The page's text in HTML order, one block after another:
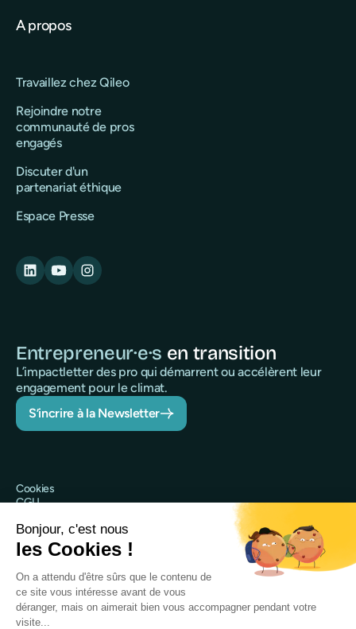
A propos
Travaillez chez Qileo
Rejoindre notre
communauté de pros
engagés
Discuter d'un
partenariat éthique
Espace Presse
Entrepreneur·e·s en transition
L’impactletter des pro qui démarrent ou accélèrent leur
engagement pour le climat.
S’incrire à la Newsletter
@Qileo 2025
Site web réalisé par Digidop
Cookies
CGU
Sécurité
Mentions légales